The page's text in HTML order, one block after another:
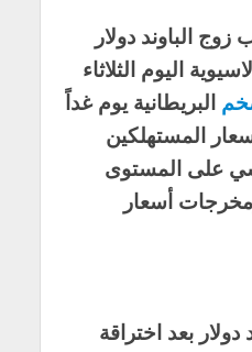
الباوند دولار
اليوم الثلاثاء
البريطانية يوم غداً
المستهلكين
على المستوى
أسعار
دولار بعد اختراقة